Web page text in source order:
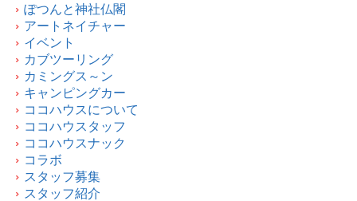
ぽつんと神社仏閣
アートネイチャー
イベント
カブツーリング
カミングス～ン
キャンピングカー
ココハウスについて
ココハウスタッフ
ココハウスナック
コラボ
スタッフ募集
スタッフ紹介